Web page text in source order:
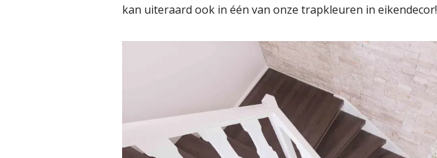
kan uiteraard ook in één van onze trapkleuren in eikendecor!